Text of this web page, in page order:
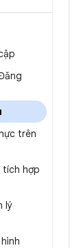
trên
tích hợp
lý